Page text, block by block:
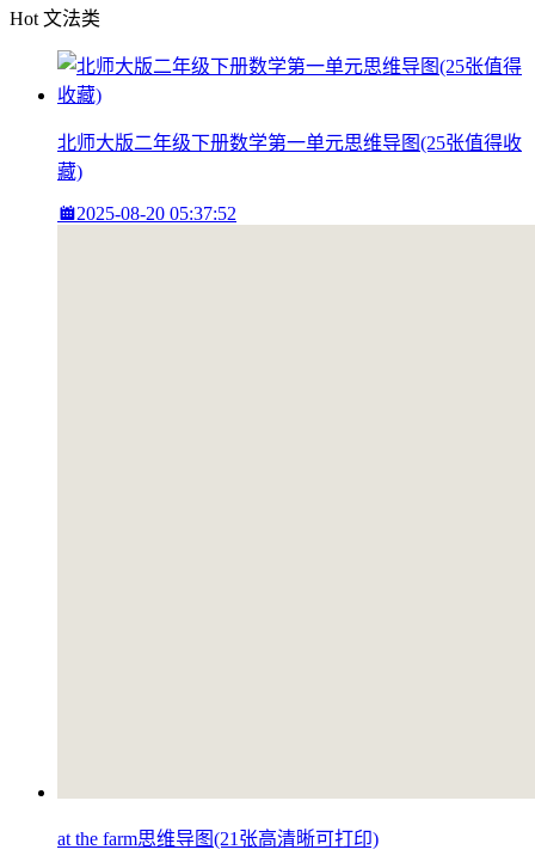
Hot 文法类
北师大版二年级下册数学第一单元思维导图(25张值得收
藏)
2025-08-20 05:37:52
at the farm思维导图(21张高清晰可打印)